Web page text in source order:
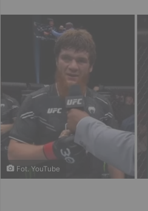
Fot. YouTube